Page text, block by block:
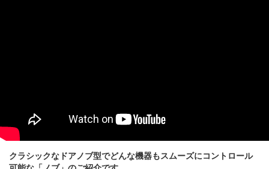
クラシックなドアノブ型でどんな機器もスムーズにコントロール